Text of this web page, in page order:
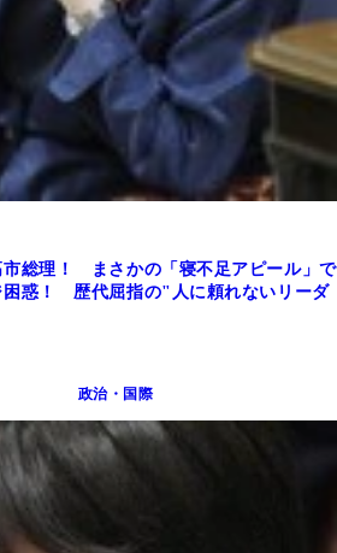
市総理！ まさかの「寝不足アピール」で
困惑！ 歴代屈指の"人に頼れないリーダ
政治・国際